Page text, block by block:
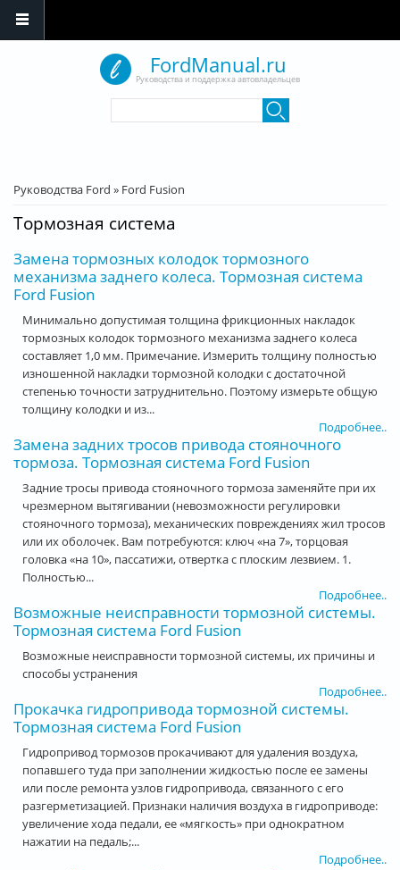
FordManual.ru
Руководства и поддержка автовладельцев
Вы здесь
Руководства Ford » Ford Fusion
Тормозная система
Замена тормозных колодок тормозного
механизма заднего колеса. Тормозная система
Ford Fusion
Минимально допустимая толщина фрикционных накладок
тормозных колодок тормозного механизма заднего колеса
составляет 1,0 мм. Примечание. Измерить толщину полностью
изношенной накладки тормозной колодки с достаточной
степенью точности затруднительно. Поэтому измерьте общую
толщину колодки и из...
Подробнее..
Замена задних тросов привода стояночного
тормоза. Тормозная система Ford Fusion
Задние тросы привода стояночного тормоза заменяйте при их
чрезмерном вытягивании (невозможности регулировки
стояночного тормоза), механических повреждениях жил тросов
или их оболочек. Вам потребуются: ключ «на 7», торцовая
головка «на 10», пассатижи, отвертка с плоским лезвием. 1.
Полностью...
Подробнее..
Возможные неисправности тормозной системы.
Тормозная система Ford Fusion
Возможные неисправности тормозной системы, их причины и
способы устранения
Подробнее..
Прокачка гидропривода тормозной системы.
Тормозная система Ford Fusion
Гидропривод тормозов прокачивают для удаления воздуха,
попавшего туда при заполнении жидкостью после ее замены
или после ремонта узлов гидропривода, связанного с его
разгерметизацией. Признаки наличия воздуха в гидроприводе:
увеличение хода педали, ее «мягкость» при однократном
нажатии на педаль;...
Подробнее..